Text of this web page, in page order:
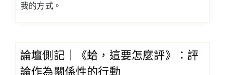
我的方式。
論壇側記｜《蛤，這要怎麼評》：評
論作為關係性的行動